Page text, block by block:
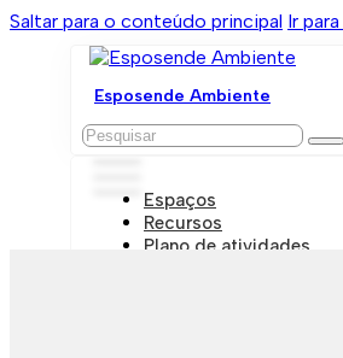
Saltar para o conteúdo principal Ir
Esposende Ambiente
Pesquisar
Espaços
Recursos
Plano de atividades